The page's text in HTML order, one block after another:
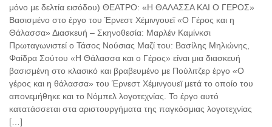
μόνο με δελτία εισόδου) ΘΕΑΤΡΟ: «Η ΘΑΛΑΣΣΑ ΚΑΙ Ο ΓΕΡΟΣ»
Βασισμένο στο έργο του Έρνεστ Χέμινγουεϊ «Ο Γέρος και η
Θάλασσα» Διασκευή – Σκηνοθεσία: Μαρλέν Καμίνκσι
Πρωταγωνιστεί ο Τάσος Νούσιας Μαζί του: Βασίλης Μηλιώνης,
Φαίδρα Σούτου «Η Θάλασσα και ο Γέρος» είναι μια διασκευή
βασισμένη στο κλασικό και βραβευμένο με Πούλιτζερ έργο «Ο
γέρος και η θάλασσα» του Έρνεστ Χέμινγουεϊ μετά το οποίο του
απονεμήθηκε και το Νόμπελ λογοτεχνίας. Το έργο αυτό
κατατάσσεται στα αριστουργήματα της παγκόσμιας λογοτεχνίας
[…]